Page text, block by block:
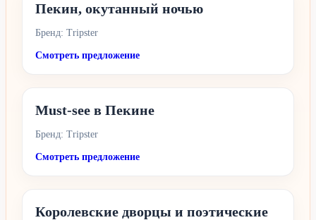
Пекин, окутанный ночью
Бренд: Tripster
Смотреть предложение
Must-see в Пекине
Бренд: Tripster
Смотреть предложение
Королевские дворцы и поэтические